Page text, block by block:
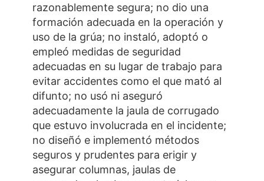
razonablemente segura; no dio una
formación adecuada en la operación y
uso de la grúa; no instaló, adoptó o
empleó medidas de seguridad
adecuadas en su lugar de trabajo para
evitar accidentes como el que mató al
difunto; no usó ni aseguró
adecuadamente la jaula de corrugado
que estuvo involucrada en el incidente;
no diseñó e implementó métodos
seguros y prudentes para erigir y
asegurar columnas, jaulas de